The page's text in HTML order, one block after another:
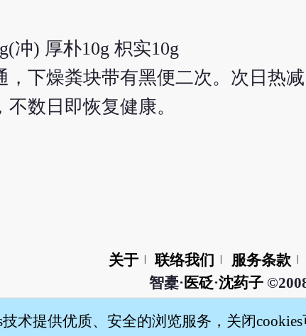
冲) 厚朴10g 枳实10g
，下燥粪块带有黑便二次。次日热
数日即恢复健康。
关于 联络我们 服务条款
智橐· 医砭·沈药子
术提供优质、安全的浏览服务，关闭